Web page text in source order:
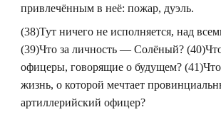
привлечённым в неё: пожар, дуэль.
(38)Тут ничего не исполняется, над
(39)Что за личность — Солёный? (40)Что
офицеры, говорящие о будущем? (41)Что
жизнь, о которой мечтает
артиллерийский офицер?